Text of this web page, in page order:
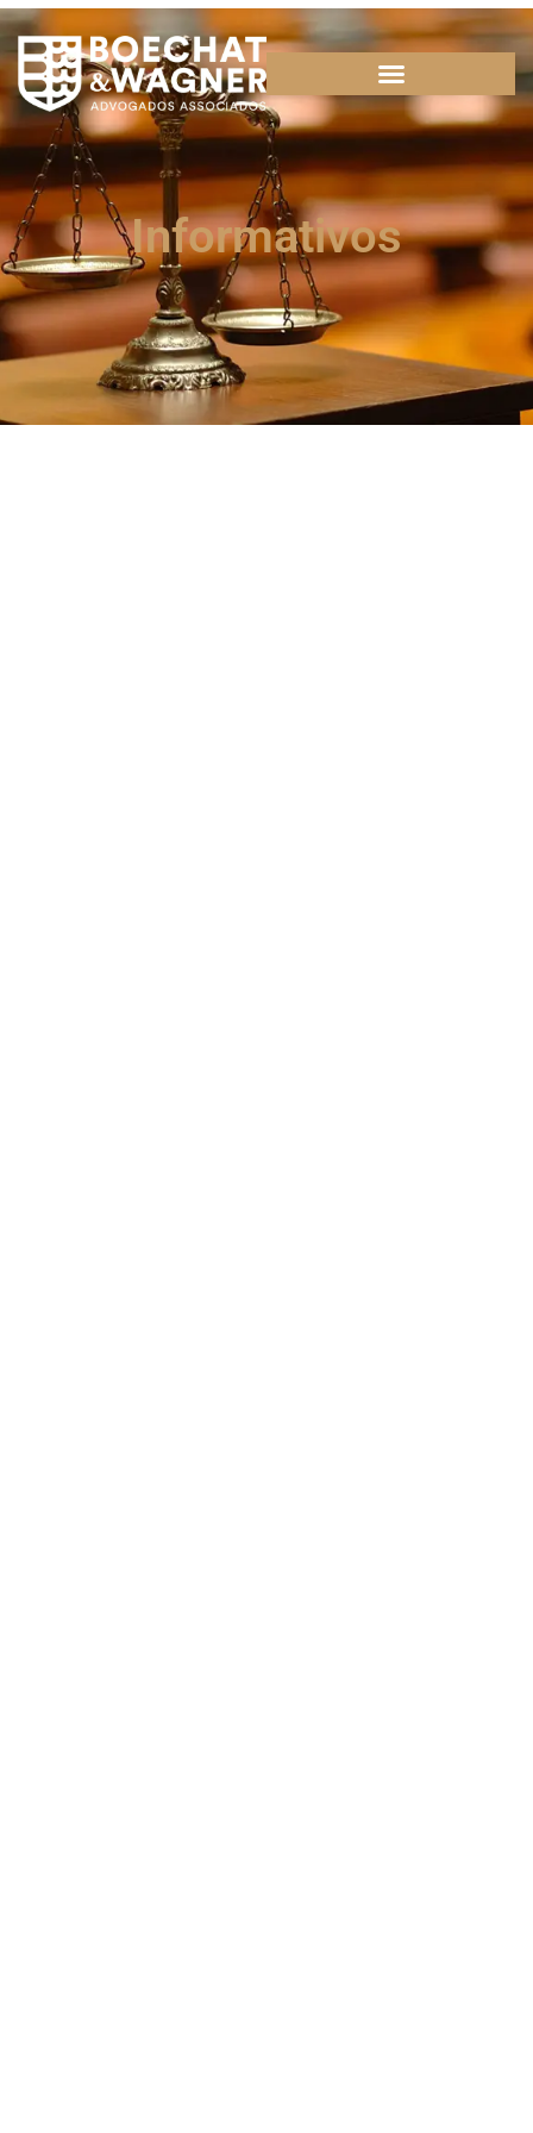
Informativos